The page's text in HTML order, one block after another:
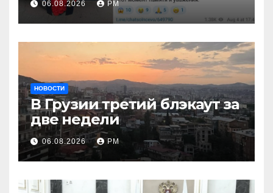
06.08.2026 РМ
НОВОСТИ
В Грузии третий блэкаут за
две недели
06.08.2026 РМ